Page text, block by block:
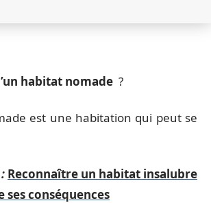
habitat nomade ?
est une habitation qui peut se
Reconnaître un habitat insalubre
conséquences